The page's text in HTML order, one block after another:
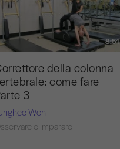
8:51
della colonna
come fare
3
Won
e imparare